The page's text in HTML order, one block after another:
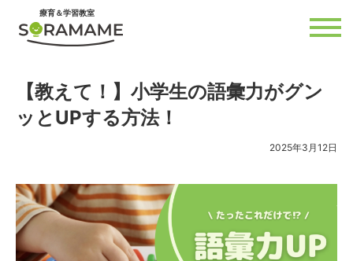
療育＆学習教室
【教えて！】小学生の語彙力がグン
ッとUPする方法！
2025年3月12日